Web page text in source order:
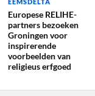
EEMSDELTA
Europese RELIHE-
partners bezoeken
Groningen voor
inspirerende
voorbeelden van
religieus erfgoed